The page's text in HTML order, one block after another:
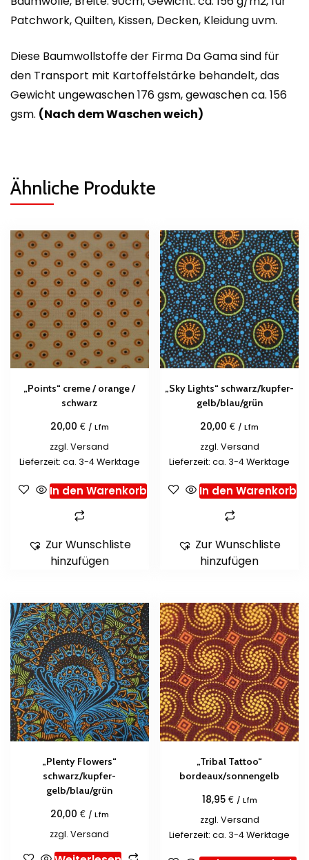
Patchwork, Quilten, Kissen, Decken, Kleidung uvm.
Diese Baumwollstoffe der Firma Da Gama sind für
den Transport mit Kartoffelstärke behandelt, das
Gewicht ungewaschen 176 gsm, gewaschen ca. 156
gsm. (Nach dem Waschen weich)
Ähnliche Produkte
„Points“ creme / orange /
schwarz
20,00 € / Lfm
zzgl.Versand
Lieferzeit: ca. 3-4 Werktage
In den Warenkorb
Zur Wunschliste
hinzufügen
„Sky Lights“ schwarz/kupfer-
gelb/blau/grün
20,00€ / Lfm
zzgl. Versand
Lieferzeit: ca. 3-4 Werktage
In den Warenkorb
Zur Wunschliste
hinzufügen
„Plenty Flowers“
schwarz/kupfer-
gelb/blau/grün
20,00 € / Lfm
zzgl.Versand
„Tribal Tattoo“
bordeaux/sonnengelb
18,95 € / Lfm
zzgl. Versand
Lieferzeit: ca. 3-4 Werktage